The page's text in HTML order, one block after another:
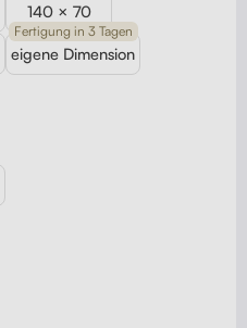
140 × 70
eigene Dimension
Fertigung in 3 Tagen